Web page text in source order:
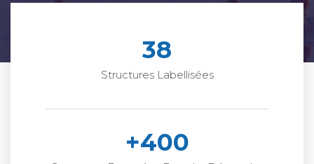
38
Structures Labellisées
+400